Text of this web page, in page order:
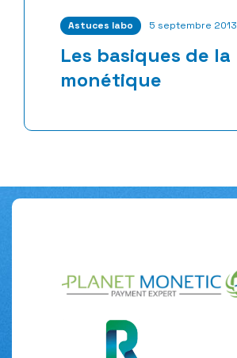
Astuces labo 5 septembre 2013
Les basiques de la
monétique